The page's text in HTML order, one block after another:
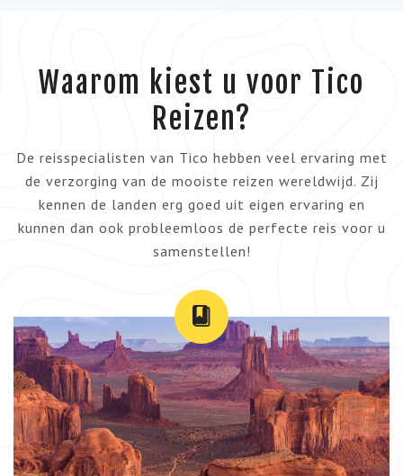
Waarom kiest u voor Tico
Reizen?
De reisspecialisten van Tico hebben veel ervaring met
de verzorging van de mooiste reizen wereldwijd. Zij
kennen de landen erg goed uit eigen ervaring en
kunnen dan ook probleemloos de perfecte reis voor u
samenstellen!